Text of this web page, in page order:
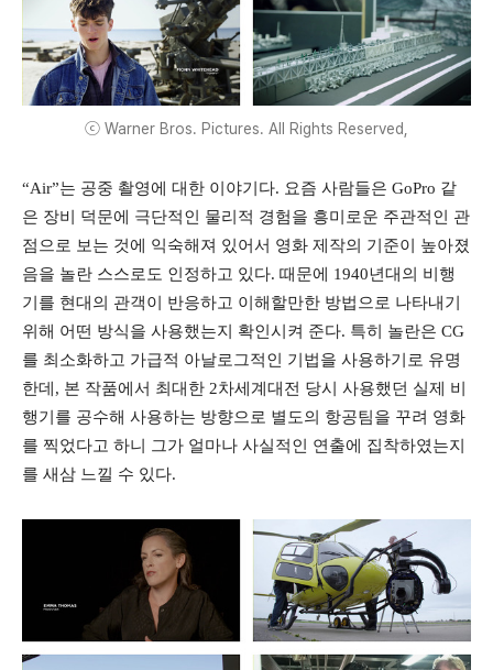
ⓒ Warner Bros. Pictures. All Rights Reserved,
“Air”는 공중 촬영에 대한 이야기다. 요즘 사람들은 GoPro 같
은 장비 덕문에 극단적인 물리적 경험을 흥미로운 주관적인 관
점으로 보는 것에 익숙해져 있어서 영화 제작의 기준이 높아졌
음을 놀란 스스로도 인정하고 있다. 때문에 1940년대의 비행
기를 현대의 관객이 반응하고 이해할만한 방법으로 나타내기
위해 어떤 방식을 사용했는지 확인시켜 준다. 특히 놀란은 CG
를 최소화하고 가급적 아날로그적인 기법을 사용하기로 유명
한데, 본 작품에서 최대한 2차세계대전 당시 사용했던 실제 비
행기를 공수해 사용하는 방향으로 별도의 항공팀을 꾸려 영화
를 찍었다고 하니 그가 얼마나 사실적인 연출에 집착하였는지
를 새삼 느낄 수 있다.